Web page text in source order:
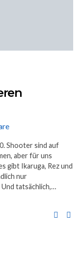
Shooter sind auf
aber für uns
gibt Ikaruga, Rez und
nur
tatsächlich,…